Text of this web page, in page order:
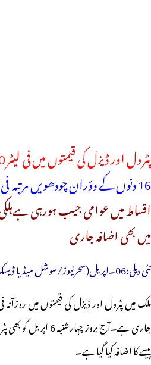
پٹرول اور ڈیزل کی قیمتوں میں فی لیٹر 80 پیسے کے اضافہ کا قہر جاری
16 دنوں کے دؤران چودھویں مرتبہ فی لیٹر جملہ دس روپئے کا اضافہ
اقساط میں عوامی جیب ہورہی
میں بھی اضافہ جاری
نئی دہلی:06۔اپریل(سحرنیوز/سوشل میڈیا ڈیسک)
پیسے کا اضافہ کیا گیا ہے۔